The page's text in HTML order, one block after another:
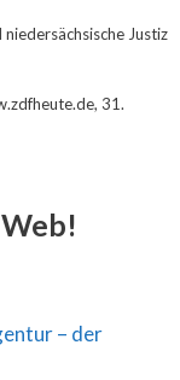
Justiz
31.
– der